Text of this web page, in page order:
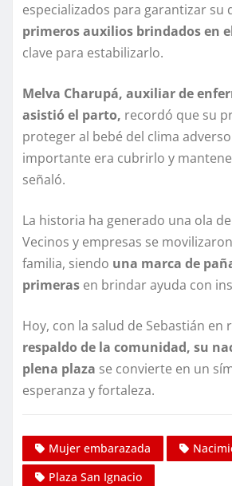
especializados para garantizar su
primeros auxilios brindados en
clave para estabilizarlo.
Melva Charupá, auxiliar de
asistió el parto, recordó que su
proteger al bebé del clima
importante era cubrirlo y
señaló.
La historia ha generado una ola
Vecinos y empresas se
familia, siendo una marca de
primeras en brindar ayuda con
Hoy, con la salud de Sebastián en
respaldo de la comunidad, su
plena plaza se convierte en un
esperanza y fortaleza.
Mujer embarazada
Plaza San Ignacio